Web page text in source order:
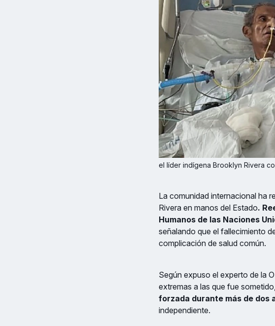
el líder indígena Brooklyn Rivera
La comunidad internacional ha
Rivera en manos del Estado.
Humanos de las Naciones
señalando que el fallecimiento
complicación de salud común.
Según expuso el experto de la
extremas a las que fue
forzada durante más de dos
independiente.